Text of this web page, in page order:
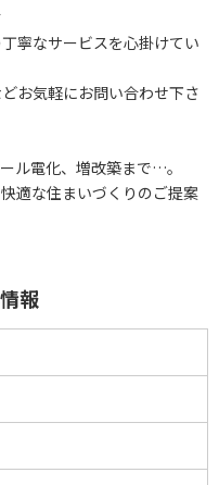
寧なサービスを心掛けてい
お気軽にお問い合わせ下さ
ル電化、増改築まで…。
適な住まいづくりのご提案
報